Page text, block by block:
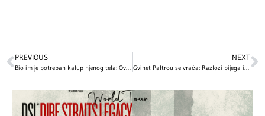
PREVIOUS
Bio im je potreban kalup njenog tela: Ovako je nastala haljina Hajdi Klum o kojoj priča ceo svet (VIDEO)
NEXT
Gvinet Paltrou se vraća: Razlozi bijega iz Holivuda i novi film ‘Marty Supreme’